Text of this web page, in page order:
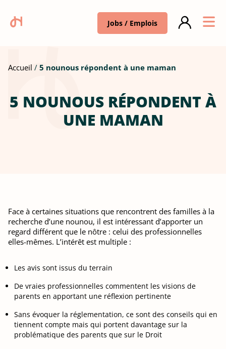
Jobs / Emplois
Accueil 5 nounous répondent à une maman
5 NOUNOUS RÉPONDENT À
UNE MAMAN
Face à certaines situations que rencontrent des familles à la
recherche d’une nounou, il est intéressant d’apporter un
regard différent que le nôtre : celui des professionnelles
elles-mêmes. L’intérêt est multiple :
Les avis sont issus du terrain
De vraies professionnelles commentent les visions de
parents en apportant une réflexion pertinente
Sans évoquer la réglementation, ce sont des conseils qui en
tiennent compte mais qui portent davantage sur la
problématique des parents que sur le Droit